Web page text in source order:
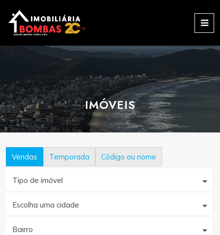
IMÓVEIS
Vendas Temporada Código ou nome
Tipo de imóvel
Escolha uma cidade
Bairro